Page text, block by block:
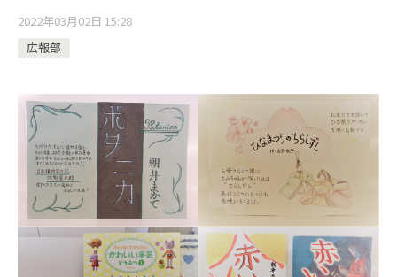
2022年03月02日 15:28
広報部